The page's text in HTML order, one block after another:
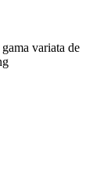
variata de